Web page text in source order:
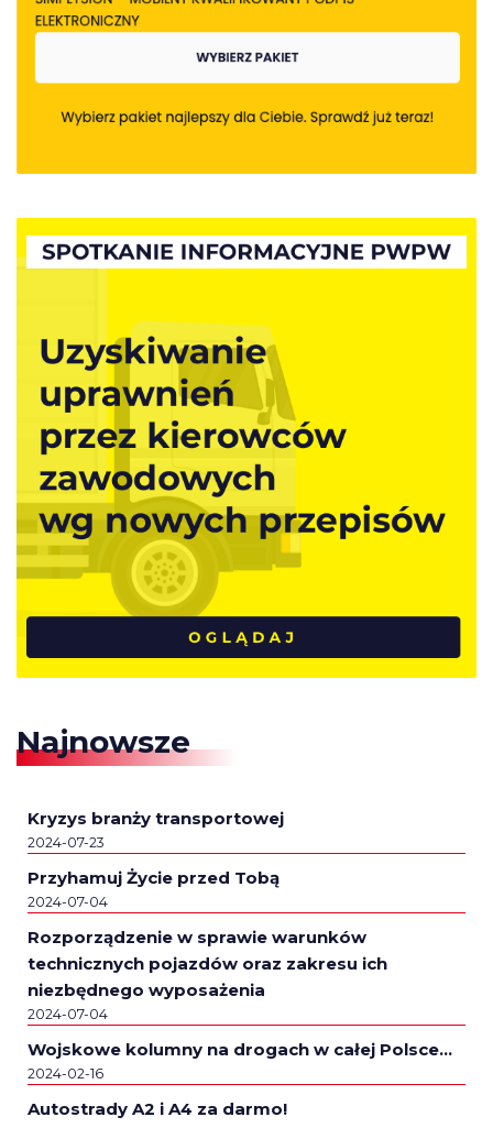
Najnowsze
Kryzys branży transportowej
2024-07-23
Przyhamuj Życie przed Tobą
2024-07-04
Rozporządzenie w sprawie warunków
technicznych pojazdów oraz zakresu ich
niezbędnego wyposażenia
2024-07-04
Wojskowe kolumny na drogach w całej Polsce…
2024-02-16
Autostrady A2 i A4 za darmo!